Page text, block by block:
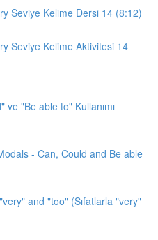
Seviye Kelime Dersi 14 (8:12)
Seviye Kelime Aktivitesi 14
ve "Be able to" Kullanımı
- Can, Could and Be able
and "too" (Sıfatlarla "very"